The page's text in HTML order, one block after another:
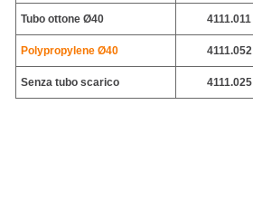
Tubo ottone Ø40 4111.011
Polypropylene Ø40 4111.052
Senza tubo scarico 4111.025